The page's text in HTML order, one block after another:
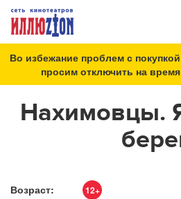
Во избежание проблем с
просим отключить на
Нахимовцы.
Возраст: 12+